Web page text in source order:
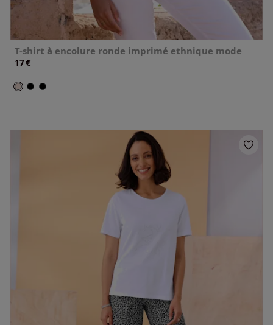
T-shirt à encolure ronde imprimé ethnique mode
17€